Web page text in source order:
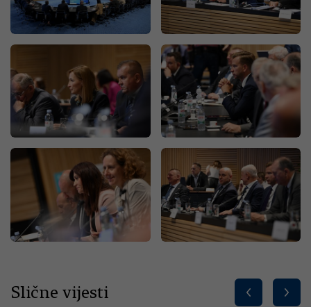
Slične vijesti